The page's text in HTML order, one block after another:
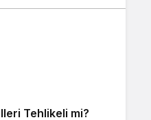
Tehlikeli mi?